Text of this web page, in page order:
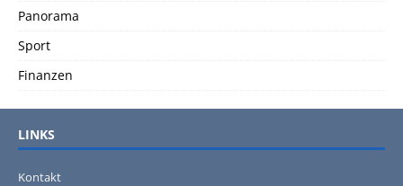
Panorama
Sport
Finanzen
LINKS
Kontakt